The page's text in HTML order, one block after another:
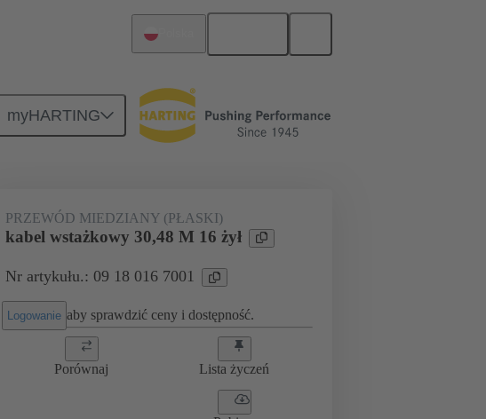
myHARTING
Przewody taśmowe płaskie 09 18 016 7001
PRZEWÓD MIEDZIANY (PŁASKI)
kabel wstażkowy 30,48 M 16 żył
Nr artykułu.: 09 18 016 7001
Logowanie aby sprawdzić ceny i dostępność.
Porównaj Lista życzeń